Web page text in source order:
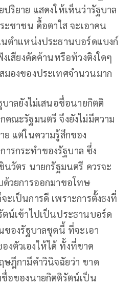
ปริยาย แสดงให้เห็นว่ารัฐบาล
ะชาชน ดื้อตาใส จะเอาคน
นตำแหน่งประธานบอร์ดแบงก์
เสียงคัดค้านหรือท้วงติงใดๆ
องของประเทศจำนวนมาก
บาลยังไม่เสนอชื่อนายกิตติ
ณะรัฐมนตรี จึงยังไม่มีความ
แต่ในความรู้สึกของ
รกระทำของรัฐบาล ซึ่ง
นวัตร นายกรัฐมนตรี ควรจะ
วยการออกมาขอโทษ
เป็นการดี เพราะการตั้งธงที่
น์เข้าไปเป็นประธานบอร์ด
ของรัฐบาลชุดนี้ ที่จะเอา
ตัวเองให้ได้ ทั้งที่ขาด
ฎีกามีคำวินิจฉัยว่า ขาด
อของนายกิตติรัตน์เป็น